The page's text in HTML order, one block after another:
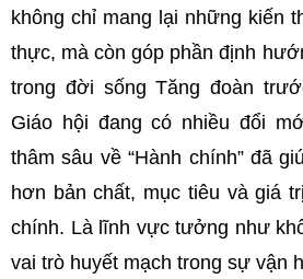
không chỉ mang lại những kiến
thực, mà còn góp phần định
trong đời sống Tăng đoàn
Giáo hội đang có nhiều đổi
thâm sâu về “Hành chính” đã
hơn bản chất, mục tiêu và giá
chính. Là lĩnh vực tưởng như
vai trò huyết mạch trong sự vận